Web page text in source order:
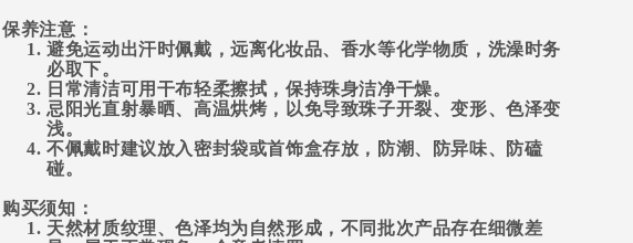
保养注意：
避免运动出汗时佩戴，远离化妆品、香水等化学物质，洗澡时务
必取下。
日常清洁可用干布轻柔擦拭，保持珠身洁净干燥。
忌阳光直射暴晒、高温烘烤，以免导致珠子开裂、变形、色泽变
浅。
不佩戴时建议放入密封袋或首饰盒存放，防潮、防异味、防磕
碰。
购买须知：
天然材质纹理、色泽均为自然形成，不同批次产品存在细微差